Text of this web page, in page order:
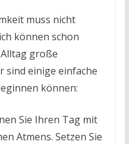
muss nicht
können schon
große
sind einige einfache
können:
Sie Ihren Tag mit
Atmens. Setzen Sie